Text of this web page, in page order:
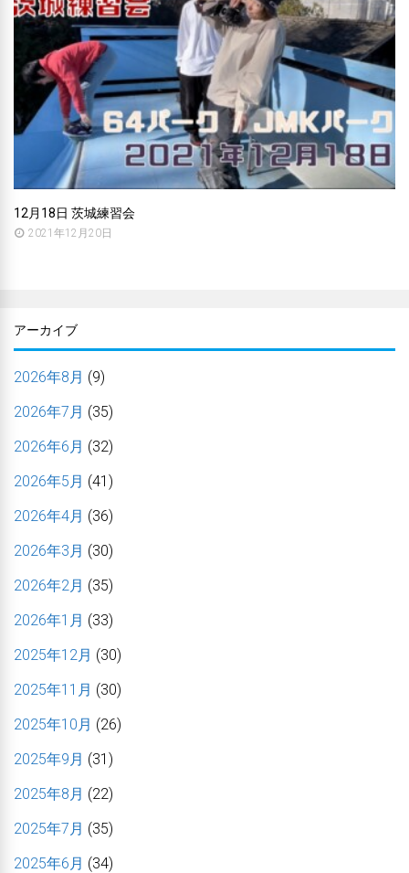
12月18日 茨城練習会
2021年12月20日
アーカイブ
2026年8月 (9)
2026年7月 (35)
2026年6月 (32)
2026年5月 (41)
2026年4月 (36)
2026年3月 (30)
2026年2月 (35)
2026年1月 (33)
2025年12月 (30)
2025年11月 (30)
2025年10月 (26)
2025年9月 (31)
2025年8月 (22)
2025年7月 (35)
2025年6月 (34)